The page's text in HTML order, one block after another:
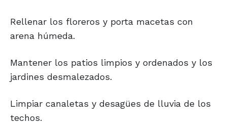
Rellenar los floreros y porta macetas con
arena húmeda.
Mantener los patios limpios y ordenados y los
jardines desmalezados.
Limpiar canaletas y desagües de lluvia de los
techos.